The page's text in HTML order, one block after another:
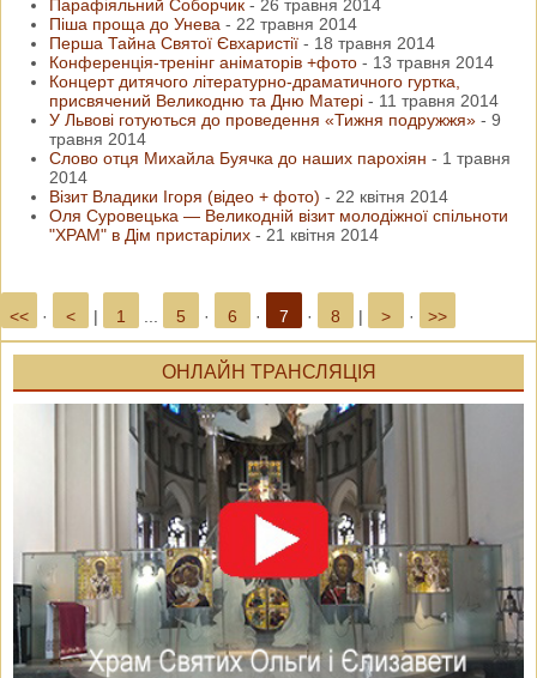
Парафіяльний Соборчик - 26 травня 2014
Піша проща до Унева - 22 травня 2014
Перша Тайна Святої Євхаристії - 18 травня 2014
Конференція-тренінг аніматорів +фото - 13 травня 2014
Концерт дитячого літературно-драматичного гуртка,
присвячений Великодню та Дню Матері - 11 травня 2014
У Львові готуються до проведення «Тижня подружжя» - 9
травня 2014
Слово отця Михайла Буячка до наших парохіян - 1 травня
2014
Візит Владики Ігоря (відео + фото) - 22 квітня 2014
Оля Суровецька — Великодній візит молодіжної спільноти
"ХРАМ" в Дім пристарілих - 21 квітня 2014
<< · < | 1 5 · 6 · 7 · 8 | > · >>
ОНЛАЙН ТРАНСЛЯЦІЯ